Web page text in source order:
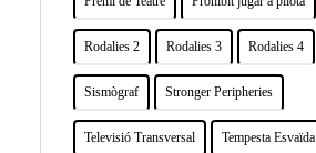
Rodalies 2 Rodalies 3 Rodalies 4
Sismògraf Stronger Peripheries
Televisió Transversal Tempesta Esvaïda